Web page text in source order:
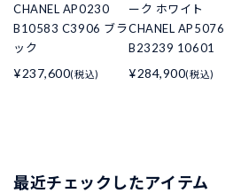
CHANEL AP0230
B10583 C3906 ブラ
ック
¥237,600(税込)
ーク ホワイト
CHANEL AP5076
B23239 10601
¥284,900(税込)
最近チェックしたアイテム